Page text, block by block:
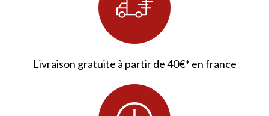
58 avis
Livraison gratuite à partir de 40€* en france